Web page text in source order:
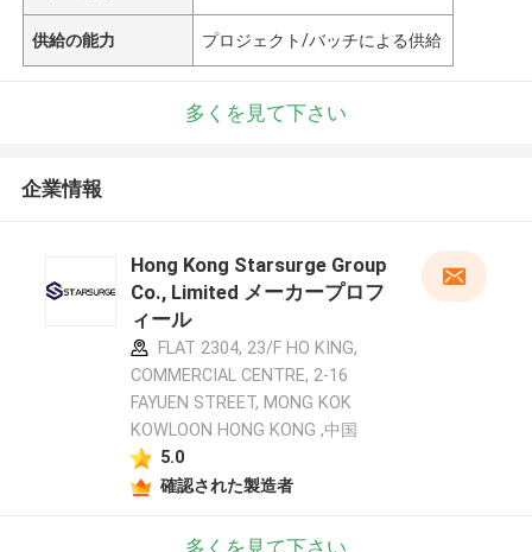
供給の能力 プロジェクト/バッチによる供給
多くを見て下さい
企業情報
Hong Kong Starsurge Group
Co., Limited メーカープロフ
ィール
FLAT 2304, 23/F HO KING,
COMMERCIAL CENTRE, 2-16
FAYUEN STREET, MONG KOK
KOWLOON HONG KONG ,中国
5.0
確認された製造者
多くを見て下さい